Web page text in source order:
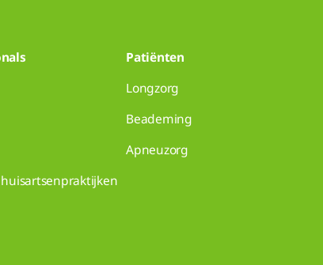
Patiënten
Longzorg
Beademing
Apneuzorg